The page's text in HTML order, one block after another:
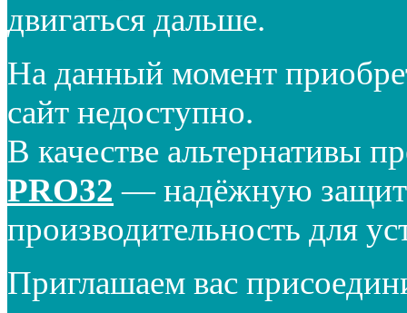
двигаться дальше.
На данный момент
сайт недоступно.
В качестве альтернативы
PRO32 — надёжную
производительность для
Приглашаем вас